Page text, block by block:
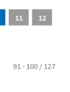
11 12
91 - 100 / 127